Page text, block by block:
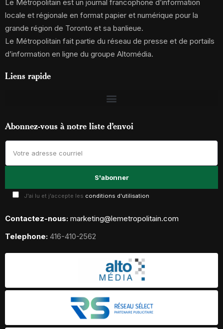
Le Métropolitain est un journal francophone d’information
locale et régionale en format papier et numérique pour la
grande région de Toronto et sa banlieue.
Le Métropolitain fait partie du réseau de presse et de portails
d’information en ligne du groupe Altomédia.
Liens rapide
Abonnez-vous à notre liste d’envoi
J'ai lu et j'accepte les conditions d'utilisation
Contactez-nous: marketing@lemetropolitain.com
Telephone: 416-410-2562